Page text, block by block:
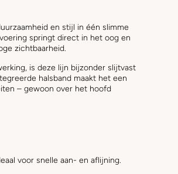
en stijl in één slimme
springt direct in het oog en
zichtbaarheid.
is deze lijn bijzonder slijtvast
halsband maakt het een
– gewoon over het hoofd
voor snelle aan- en aflijning.